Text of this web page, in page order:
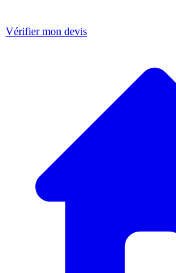
Vérifier mon devis